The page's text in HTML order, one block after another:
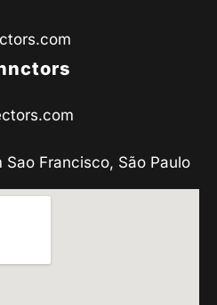
Francisco, São Paulo